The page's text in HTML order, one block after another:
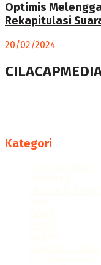
Optimis
Rekapitulasi
20/02/2024
Kategori